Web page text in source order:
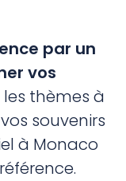
par un
vos
thèmes à
souvenirs
à Monaco